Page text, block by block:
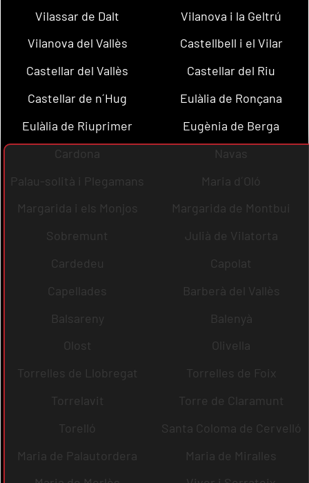
Vilassar de Dalt
Vilanova i la Geltrú
Vilanova del Vallès
Castellbell i el Vilar
Castellar del Vallès
Castellar del Riu
Castellar de n´Hug
Eulàlia de Ronçana
Eulàlia de Riuprimer
Eugènia de Berga
Cardona
Navas
Palau-solità i Plegamans
Maria d´Oló
Margarida i els Monjos
Margarida de Montbui
Sobremunt
Julià de Vilatorta
Cardedeu
Capolat
Capellades
Barberà del Vallès
Balsareny
Balenyà
Olost
Olivella
Torrelles de Llobregat
Torrelles de Foix
Torrelavit
Torre de Claramunt
Torelló
Santa Coloma de Cervelló
Maria de Palautordera
Maria de Miralles